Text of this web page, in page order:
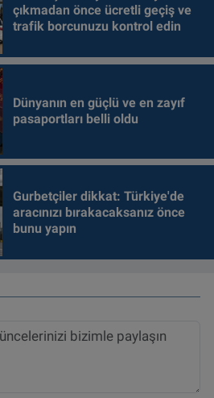
çıkmadan önce ücretli geçiş ve
trafik borcunuzu kontrol edin
Dünyanın en güçlü ve en zayıf
pasaportları belli oldu
Gurbetçiler dikkat: Türkiye'de
aracınızı bırakacaksanız önce
bunu yapın